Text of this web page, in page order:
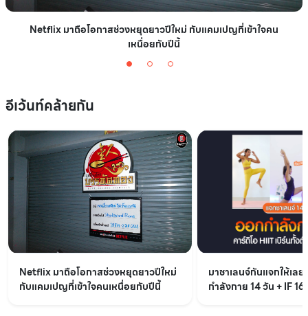
Netflix มาถือโอกาสช่วงหยุดยาวปีใหม่ กับแคมเปญที่เข้าใจคน
เหนื่อยกับปีนี้
อีเว้นท์คล้ายกัน
Netflix มาถือโอกาสช่วงหยุดยาวปีใหม่
กับแคมเปญที่เข้าใจคนเหนื่อยกับปีนี้
มาชาเลนจ์กันแจกให้เล
กำลังกาย 14 วัน + IF